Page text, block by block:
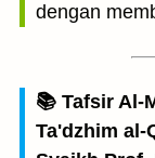
dengan
📚 Tafsir Al-
Ta'dzhim al-